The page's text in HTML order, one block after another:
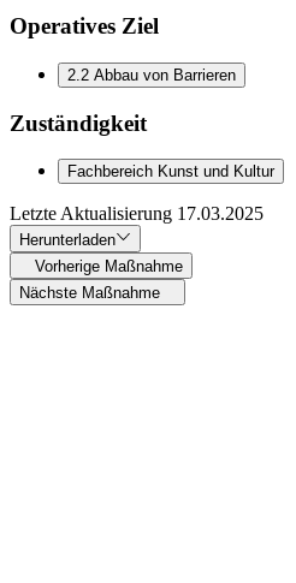
Operatives Ziel
2.2 Abbau von Barrieren
Zuständigkeit
Fachbereich Kunst und Kultur
Letzte Aktualisierung 17.03.2025
Herunterladen
Vorherige Maßnahme
Nächste Maßnahme